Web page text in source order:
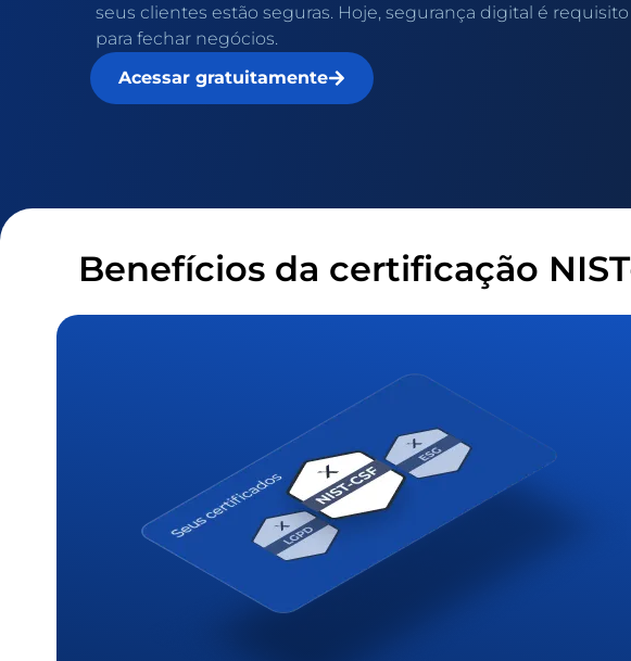
seus clientes estão seguras. Hoje, segurança digital é
para fechar negócios.
Acessar gratuitamente
Benefícios da certificação